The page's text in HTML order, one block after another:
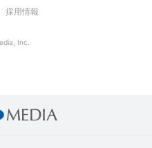
採用情報
Inc.